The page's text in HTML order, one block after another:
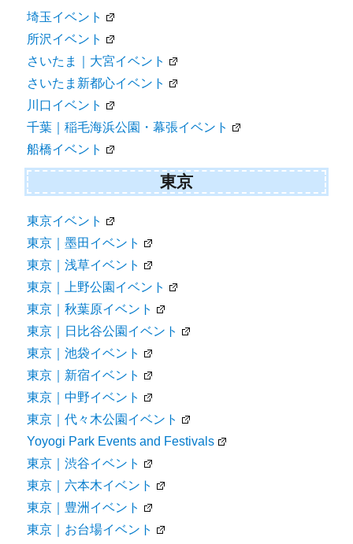
埼玉イベント
所沢イベント
さいたま｜大宮イベント
さいたま新都心イベント
川口イベント
千葉｜稲毛海浜公園・幕張イベント
船橋イベント
東京
東京イベント
東京｜墨田イベント
東京｜浅草イベント
東京｜上野公園イベント
東京｜秋葉原イベント
東京｜日比谷公園イベント
東京｜池袋イベント
東京｜新宿イベント
東京｜中野イベント
東京｜代々木公園イベント
Yoyogi Park Events and Festivals
東京｜渋谷イベント
東京｜六本木イベント
東京｜豊洲イベント
東京｜お台場イベント